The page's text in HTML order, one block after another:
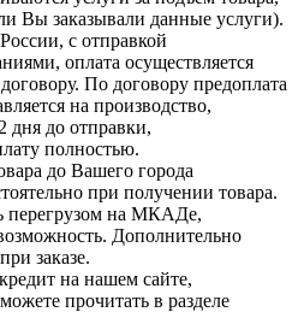
Вы заказывали данные услуги).
с отправкой
оплата осуществляется
По договору предоплата
на производство,
дня до отправки,
полностью.
до Вашего города
при получении товара.
перегрузом на МКАДе,
Дополнительно
заказе.
на нашем сайте,
прочитать в разделе